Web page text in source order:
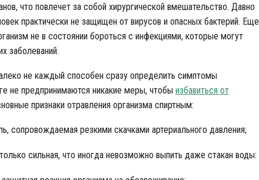
что повлечет за собой хирургической вмешательство. Давно
практически не защищен от вирусов и опасных бактерий. Еще
не в состоянии бороться с инфекциями, которые могут
заболеваний.
не каждый способен сразу определить симптомы
не предпринимаются никакие меры, чтобы избавиться от
признаки отравления организма спиртным:
сопровождаемая резкими скачками артериального давления;
сильная, что иногда невозможно выпить даже стакан воды: